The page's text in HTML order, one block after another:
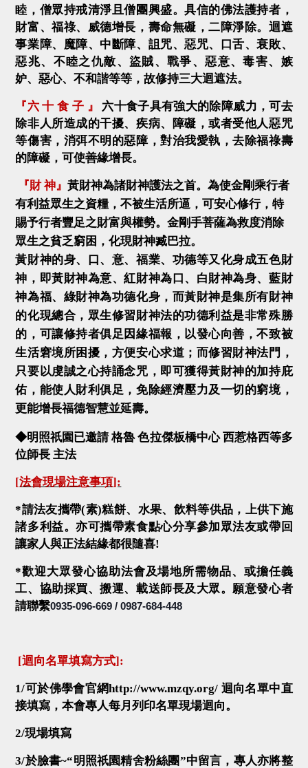
睦，僧眾持戒清淨且僧團興盛。具信的佛法護持者，
財富、福祿、威德增長，壽命無礙，二障淨除。迴遮
事業障、魔障、中斷障、詛咒、惡咒、口舌、衰敗、
惡兆、不睦之仇敵、盜賊、戰爭、惡意、毒害、嫉
妒、惡心、不和諧等等，故修持三大迴遮法。
『六 十 食 子 』 六十食子具有強大的除障威力，可去
除非人所造成的干擾、疾病、障礙，或者受他人惡咒
等傷害，消弭不明的惡障，對治我愛執，去除福祿壽
的障礙，可使善緣增長。
『財 神』黃財神為諸財神護法之首。為使金剛乘行者
有利益眾生之資糧，不被生活所逼，可安心修行，特
賜予行者豐足之財富與權勢。金剛手菩薩為救度消除
眾生之貧乏窮困，化現財神臧巴拉。
黃財神的身、口、意、福業、功德等又化身成五色財
神，即黃財神為意、紅財神為口、白財神為身、藍財
神為福、綠財神為功德化身，而黃財神是集所有財神
的化現總合，眾生修習財神法的功德利益是非常殊勝
的，可讓修持者俱足因緣福報，以發心向善，不致被
生活窘境所困擾，方便安心求道；而修習財神法門，
只要以虔誠之心持誦念咒，即可獲得黃財神的加持庇
佑，能使人財利俱足，免除經濟壓力及一切的窮境，
更能增長福德智慧並延壽。
◆明照祇園已邀請 格魯 色拉傑板橋中心 西惹格西等多
位師長 主法
[法會現場注意事項]:
*請法友攜帶(素)糕餅、水果、飲料等供品，上供下施
諸多利益。亦可攜帶素食點心分享參加眾法友或帶回
讓家人與正法結緣都很隨喜!
*歡迎大眾發心協助法會及場地所需物品、或擔任義
工、協助採買、搬運、載送師長及大眾。願意發心者
請聯繫0935-096-669 / 0987-684-448
[迴向名單填寫方式]:
1/可於佛學會官網http://www.mzqy.org/ 迴向名單中直
接填寫，本會專人每月列印名單現場迴向。
2/現場填寫
3/於臉書~“明照祇園精舍粉絲團”中留言，專人亦將整